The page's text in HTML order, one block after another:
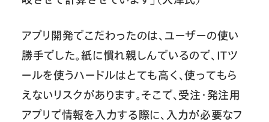
アプリ開発でこだわったのは、ユーザーの使い
勝手でした。紙に慣れ親しんでいるので、ITツ
ールを使うハードルはとても高く、使ってもら
えないリスクがあります。そこで、受注・発注用
アプリで情報を入力する際に、入力が必要なフ